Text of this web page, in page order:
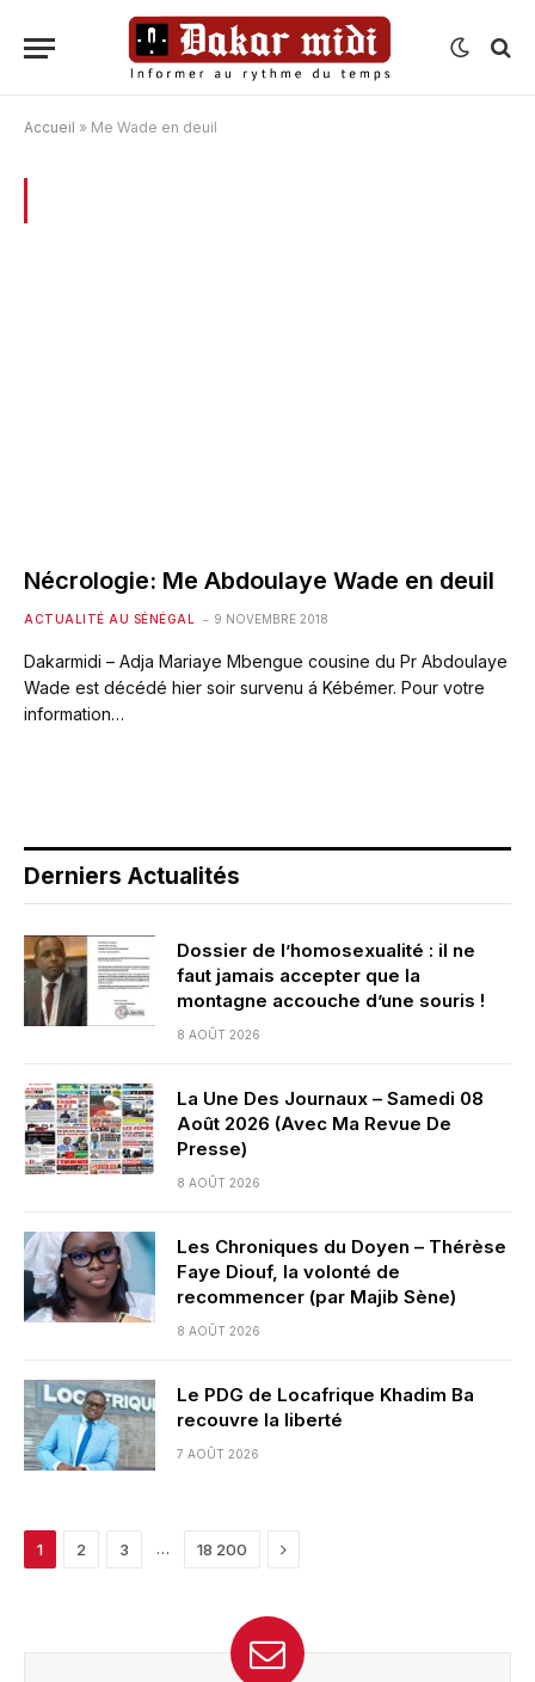
Accueil » Me Wade en deuil
Nécrologie: Me Abdoulaye Wade en deuil
ACTUALITÉ AU SÉNÉGAL 9 NOVEMBRE 2018
Dakarmidi – Adja Mariaye Mbengue cousine du Pr Abdoulaye
Wade est décédé hier soir survenu á Kébémer. Pour votre
information…
Derniers Actualités
Dossier de l’homosexualité : il ne
faut jamais accepter que la
montagne accouche d’une souris !
8 AOÛT 2026
La Une Des Journaux – Samedi 08
Août 2026 (Avec Ma Revue De
Presse)
8 AOÛT 2026
Les Chroniques du Doyen – Thérèse
Faye Diouf, la volonté de
recommencer (par Majib Sène)
8 AOÛT 2026
Le PDG de Locafrique Khadim Ba
recouvre la liberté
7 AOÛT 2026
1 2 3 … 18 200 Next